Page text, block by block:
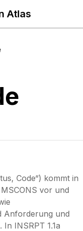
Atlas
Code“) kommt in
vor und
Anforderung und
INSRPT 1.1a